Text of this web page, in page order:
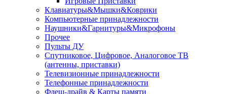
Клавиатуры&Мышки&Коврики
Компьютерные принадлежности
Наушники&Гарнитуры&Микрофоны
Прочее
Пульты ДУ
Спутниковое, Цифровое, Аналоговое ТВ
(антенны, приставки)
Телевизионные принадлежности
Телефонные принадлежности
Флеш-драйв & Карты памяти